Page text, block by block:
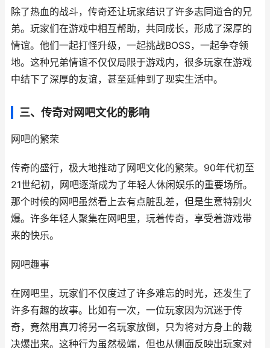
除了热血的战斗，传奇还让玩家结识了许多志同道合的兄
弟。玩家们在游戏中相互帮助，共同成长，形成了深厚的
情谊。他们一起打怪升级，一起挑战BOSS，一起争夺领
地。这种兄弟情谊不仅仅局限于游戏内，很多玩家在游戏
中结下了深厚的友谊，甚至延伸到了现实生活中。
三、传奇对网吧文化的影响
网吧的繁荣
传奇的盛行，极大地推动了网吧文化的繁荣。90年代初至
21世纪初，网吧逐渐成为了年轻人休闲娱乐的重要场所。
那个时候的网吧虽然看上去有点脏乱差，但是生意特别火
爆。许多年轻人聚集在网吧里，玩着传奇，享受着游戏带
来的快乐。
网吧趣事
在网吧里，玩家们不仅度过了许多难忘的时光，还发生了
许多有趣的故事。比如有一次，一位玩家因为沉迷于传
奇，竟然用真刀将另一名玩家放倒，只为将对方身上的裁
决爆出来。这种行为虽然极端，但也从侧面反映出玩家对